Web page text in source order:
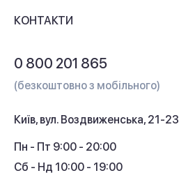
Контакти
Кешбек
КОНТАКТИ
0 800 201 865
(безкоштовно з мобільного)
Київ, вул. Воздвиженська, 21-23
Пн - Пт 9:00 - 20:00
Сб - Нд 10:00 - 19:00